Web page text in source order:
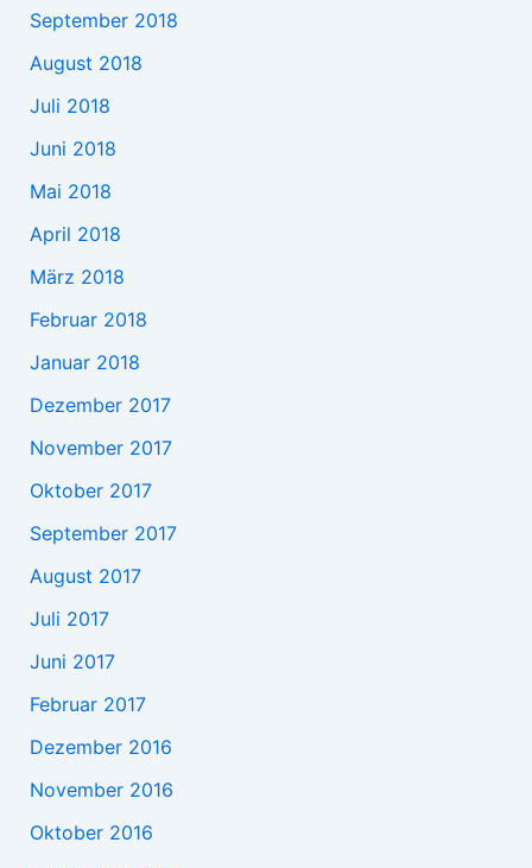
September 2018
August 2018
Juli 2018
Juni 2018
Mai 2018
April 2018
März 2018
Februar 2018
Januar 2018
Dezember 2017
November 2017
Oktober 2017
September 2017
August 2017
Juli 2017
Juni 2017
Februar 2017
Dezember 2016
November 2016
Oktober 2016